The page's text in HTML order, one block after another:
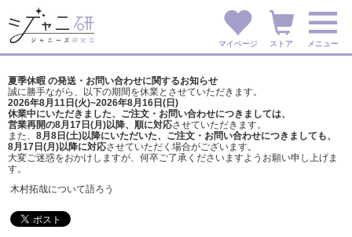
マイページ ストア メニュー
夏季休暇 の発送・お問い合わせに関するお知らせ
誠に勝手ながら、以下の期間を休業とさせていただきます。
2026年8月11日(火)~2026年8月16日(日)
休業中にいただきました、ご注文・お問い合わせにつきましては、
営業再開の8月17日(月)以降、順に対応させていただきます。
また、 8月8日(土)以降にいただいた、ご注文・ お問い合わせにつきましても、
8月17日(月)以降に対応させていただく場合がございます。
大変ご迷惑をおかけしますが、 何卒ご了承くださいますようお願い申し上げま
す。
木村拓哉について語ろう